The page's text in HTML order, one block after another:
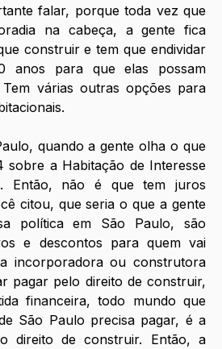
falar, porque toda vez que
na cabeça, a gente fica
construir e tem que endividar
anos para que elas possam
várias outras opções para
quando a gente olha o que
sobre a Habitação de Interesse
Então, não é que tem juros
citou, que seria o que a gente
política em São Paulo, são
e descontos para quem vai
incorporadora ou construtora
pagar pelo direito de construir,
financeira, todo mundo que
São Paulo precisa pagar, é a
direito de construir. Então, a